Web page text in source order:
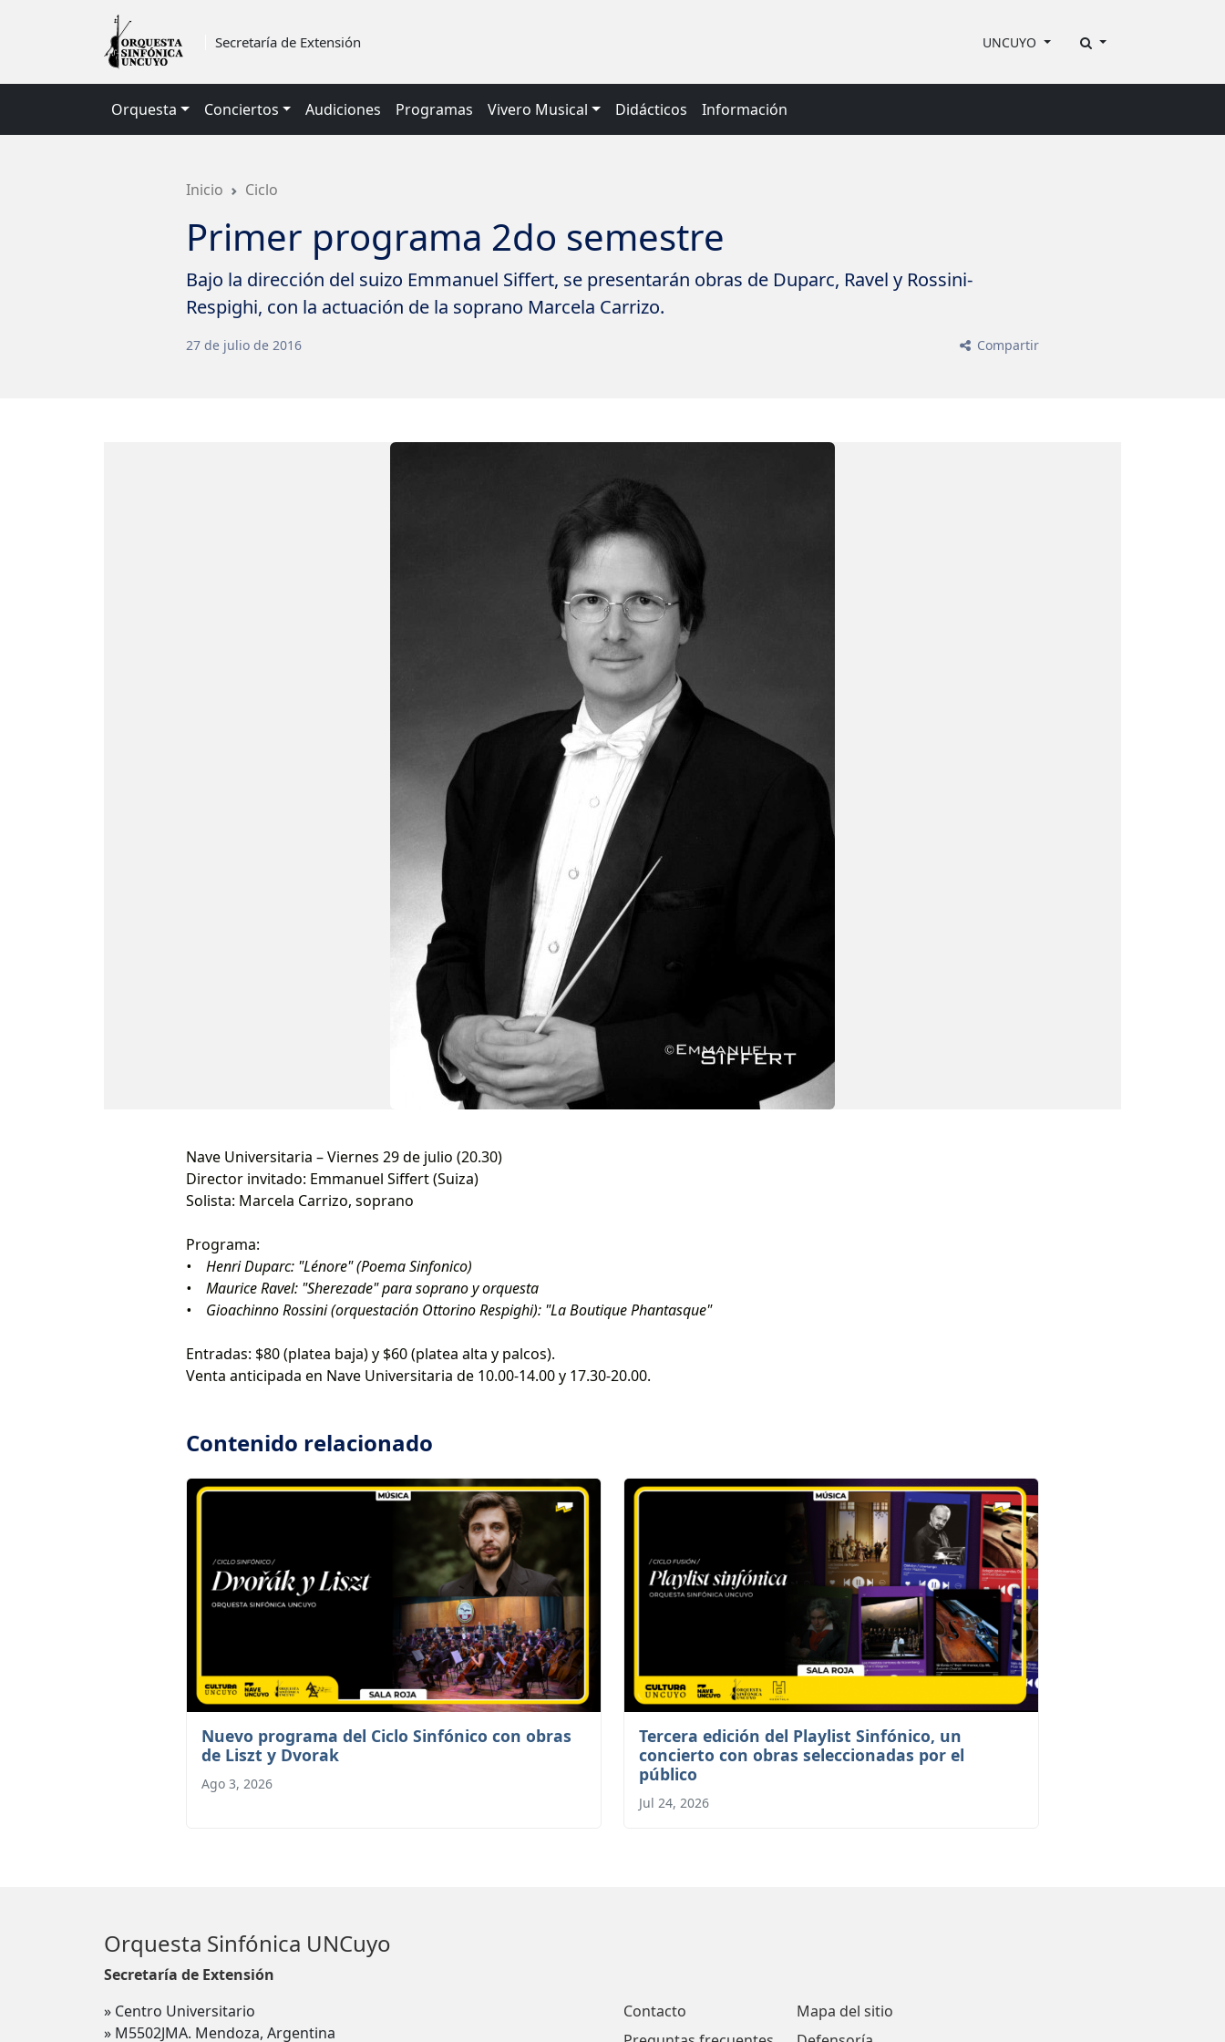
Secretaría de Extensión UNCUYO
Orquesta Conciertos Audiciones Programas Vivero Musical Didácticos Información
Inicio Ciclo
Primer programa 2do semestre
Bajo la dirección del suizo Emmanuel Siffert, se presentarán obras de Duparc, Ravel y Rossini-
Respighi, con la actuación de la soprano Marcela Carrizo.
27 de julio de 2016 Compartir
Nave Universitaria – Viernes 29 de julio (20.30)
Director invitado: Emmanuel Siffert (Suiza)
Solista: Marcela Carrizo, soprano
Programa:
• Henri Duparc: "Lénore" (Poema Sinfonico)
• Maurice Ravel: "Sherezade" para soprano y orquesta
• Gioachinno Rossini (orquestación Ottorino Respighi): "La Boutique Phantasque"
Entradas: $80 (platea baja) y $60 (platea alta y palcos).
Venta anticipada en Nave Universitaria de 10.00-14.00 y 17.30-20.00.
Contenido relacionado
Nuevo programa del Ciclo Sinfónico con obras
de Liszt y Dvorak
Ago 3, 2026
Tercera edición del Playlist Sinfónico, un
concierto con obras seleccionadas por el
público
Jul 24, 2026
Orquesta Sinfónica UNCuyo
Secretaría de Extensión
» Centro Universitario
» M5502JMA. Mendoza, Argentina
Contacto
Mapa del sitio